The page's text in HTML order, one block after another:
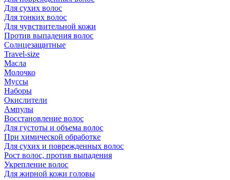
Для сухих волос
Для тонких волос
Для чувствительной кожи
Против выпадения волос
Солнцезащитные
Travel-size
Масла
Молочко
Муссы
Наборы
Окислители
Ампулы
Восстановление волос
Для густоты и объема волос
При химической обработке
Для сухих и поврежденных волос
Рост волос, против выпадения
Укрепление волос
Для жирной кожи головы